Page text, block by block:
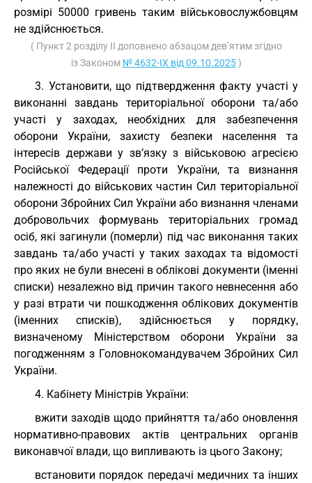
розмірі 50000 гривень таким військовослужбовцям
не здійснюється.
( Пункт 2 розділу II доповнено абзацом дев’ятим згідно
із Законом № 4632-IX від 09.10.2025)
3. Установити, що підтвердження факту участі у
виконанні завдань територіальної оборони та/або
участі у заходах, необхідних для забезпечення
оборони України, захисту безпеки населення та
інтересів держави у зв’язку з військовою агресією
Російської Федерації проти України, та визнання
належності до військових частин Сил територіальної
оборони Збройних Сил України або визнання членами
добровольчих формувань територіальних громад
осіб, які загинули (померли) під час виконання таких
завдань та/або участі у таких заходах та відомості
про яких не були внесені в облікові документи (іменні
списки) незалежно від причин такого невнесення або
у разі втрати чи пошкодження облікових документів
(іменних списків), здійснюється у порядку,
визначеному Міністерством оборони України за
погодженням з Головнокомандувачем Збройних Сил
України.
4. Кабінету Міністрів України:
вжити заходів щодо прийняття та/або оновлення
нормативно-правових актів центральних органів
виконавчої влади, що випливають із цього Закону;
встановити порядок передачі медичних та інших